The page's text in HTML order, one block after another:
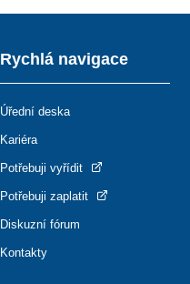
Rychlá navigace
Úřední deska
Kariéra
Potřebuji vyřídit
Potřebuji zaplatit
Diskuzní fórum
Kontakty